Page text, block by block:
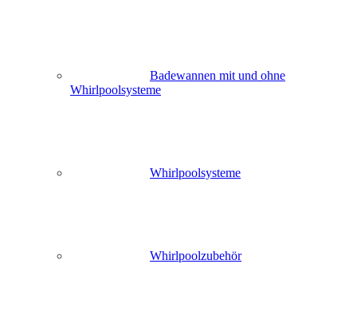
Badewannen mit und ohne
Whirlpoolsysteme
Whirlpoolsysteme
Whirlpoolzubehör